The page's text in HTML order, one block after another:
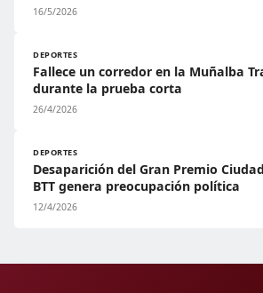
16/5/2026
DEPORTES
Fallece un corredor en la Muñalba
durante la prueba corta
26/4/2026
DEPORTES
Desaparición del Gran Premio
BTT genera preocupación política
12/4/2026